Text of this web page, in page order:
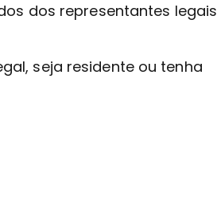
dos representantes legais
seja residente ou tenha